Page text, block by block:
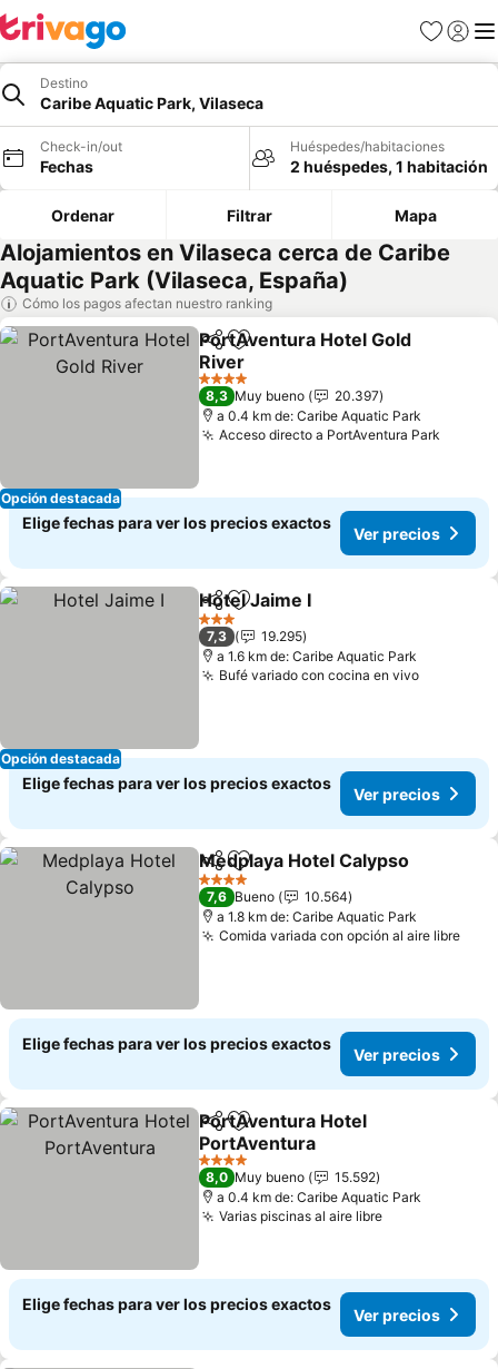
Favoritos
Iniciar
Destino
Caribe Aquatic Park, Vilaseca
Check-in/out
Fechas
Huéspedes/habitaciones
2 huéspedes, 1 habitación
Ordenar Filtrar Mapa
Alojamientos en Vilaseca cerca de Caribe
Aquatic Park (Vilaseca, España)
Cómo los pagos afectan nuestro ranking
Opción destacada
CompartirAgregar a favoritos
PortAventura Hotel Gold
River
4 Estrellas
8,3 Muy bueno
20.397
a 0.4 km de: Caribe Aquatic Park
Acceso directo a PortAventura Park
Elige fechas para ver los precios exactos
Ver precios
Opción destacada
CompartirAgregar a favoritos
Hotel Jaime I
3 Estrellas
7,3
19.295
a 1.6 km de: Caribe Aquatic Park
Bufé variado con cocina en vivo
Elige fechas para ver los precios exactos
Ver precios
CompartirAgregar a favoritos
Medplaya Hotel Calypso
4 Estrellas
7,6 Bueno
10.564
a 1.8 km de: Caribe Aquatic Park
Comida variada con opción al aire libre
Elige fechas para ver los precios exactos
Ver precios
CompartirAgregar a favoritos
PortAventura Hotel
PortAventura
4 Estrellas
8,0 Muy bueno
15.592
a 0.4 km de: Caribe Aquatic Park
Varias piscinas al aire libre
Elige fechas para ver los precios exactos
Ver precios